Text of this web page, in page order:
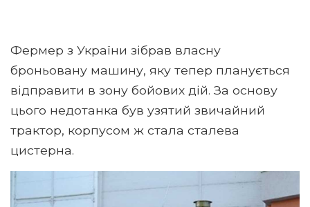
Фермер з України зібрав власну
броньовану машину, яку тепер планується
відправити в зону бойових дій. За основу
цього недотанка був узятий звичайний
трактор, корпусом ж стала сталева
цистерна.